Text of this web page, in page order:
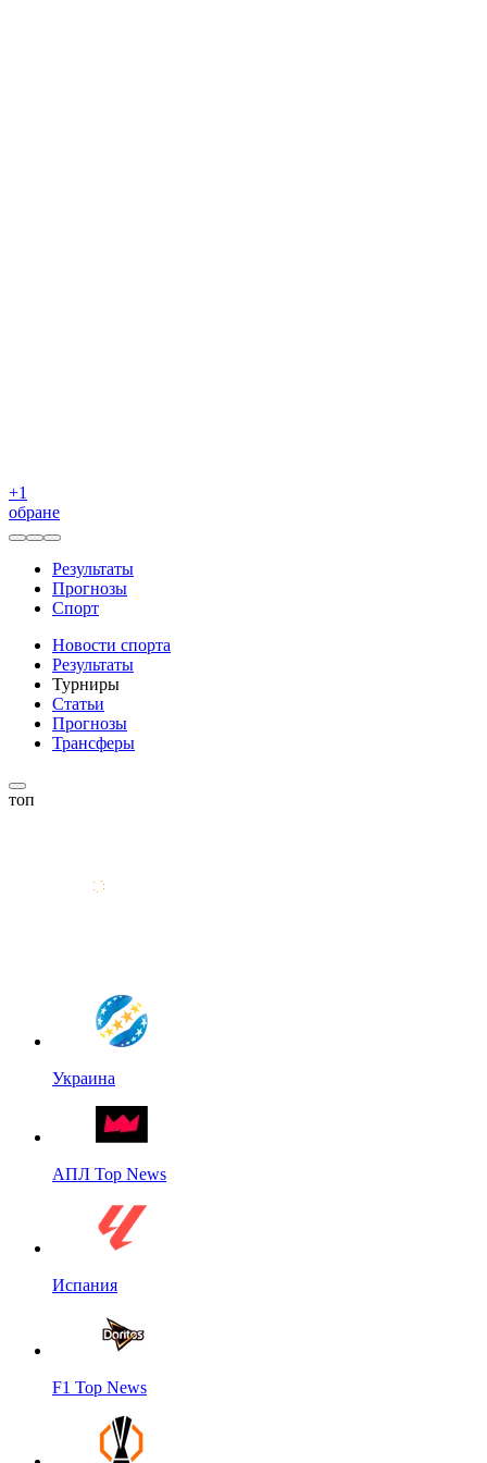
+1
обране
Результаты
Прогнозы
Спорт
Новости спорта
Результаты
Турниры
Статьи
Прогнозы
Трансферы
топ
Украина
АПЛ Top News
Испания
F1 Top News